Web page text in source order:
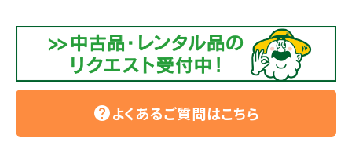
helpよくあるご質問はこちら